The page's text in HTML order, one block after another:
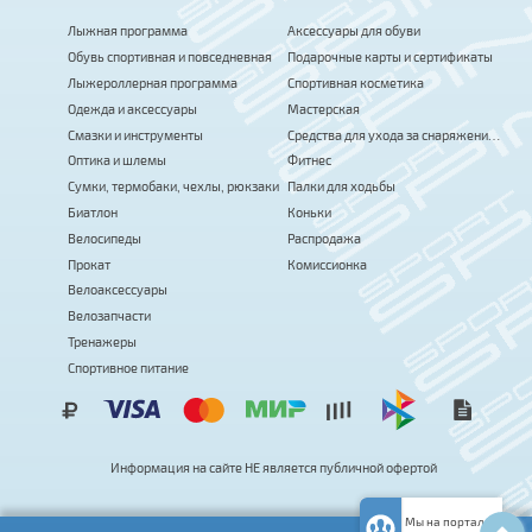
Лыжная программа
Обувь спортивная и повседневная
Лыжероллерная программа
Одежда и аксессуары
Смазки и инструменты
Оптика и шлемы
Сумки, термобаки, чехлы, рюкзаки
Биатлон
Велосипеды
Прокат
Велоаксессуары
Велозапчасти
Тренажеры
Спортивное питание
Аксессуары для обуви
Подарочные карты и сертификаты
Спортивная косметика
Мастерская
Средства для ухода за снаряжением
Фитнес
Палки для ходьбы
Коньки
Распродажа
Комиссионка
Информация на сайте НЕявляется публичной офертой
Мы на портале